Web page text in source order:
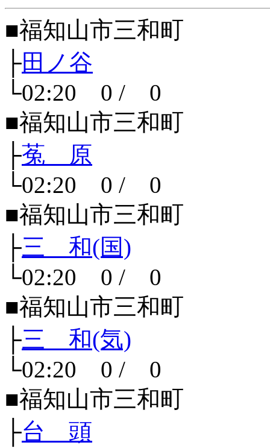
■福知山市三和町
├田ノ谷
└02:20 0 / 0
■福知山市三和町
├菟 原
└02:20 0 / 0
■福知山市三和町
├三 和(国)
└02:20 0 / 0
■福知山市三和町
├三 和(気)
└02:20 0 / 0
■福知山市三和町
├台 頭